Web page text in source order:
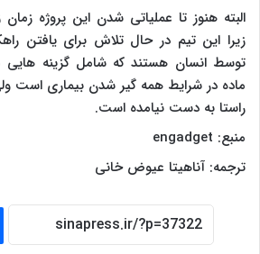
البته هنوز تا عملیاتی شدن این پروژه
زیرا این تیم در حال تلاش برای یافتن
توسط انسان هستند که شامل گزینه هایی
ماده در شرایط همه گیر شدن بیماری است
راستا به دست نیامده است.
منبع: engadget
ترجمه: آناهیتا عیوض خانی